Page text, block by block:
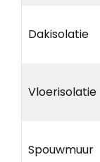
Dakisolatie
Vloerisolatie
Spouwmuur